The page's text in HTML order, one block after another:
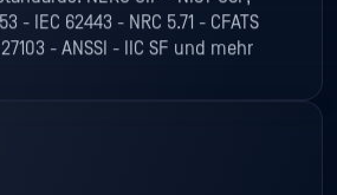
- IEC 62443 - NRC 5.71 - CFATS
- ANSSI - IIC SF und mehr